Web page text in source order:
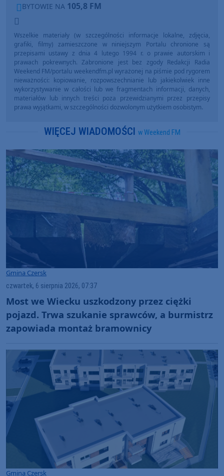
BYTOWIE NA 105,8 FM
Wszelkie materiały (w szczególności informacje lokalne, zdjęcia,
grafiki, filmy) zamieszczone w niniejszym Portalu chronione są
przepisami ustawy z dnia 4 lutego 1994 r. o prawie autorskim i
prawach pokrewnych. Zabronione jest bez zgody Redakcji Radia
Weekend FM/portalu weekendfm.pl wyrażonej na piśmie pod rygorem
nieważności: kopiowanie, rozpowszechnianie lub jakiekolwiek inne
wykorzystywanie w całości lub we fragmentach informacji, danych,
materiałów lub innych treści poza przewidzianymi przez przepisy
prawa wyjątkami, w szczególności dozwolonym użytkiem osobistym.
WIĘCEJ WIADOMOŚCI w Weekend FM
Gmina Czersk
czwartek, 6 sierpnia 2026, 07:37
Most we Wiecku uszkodzony przez ciężki
pojazd. Trwa szukanie sprawców, a burmistrz
zapowiada montaż bramownicy
Gmina Czersk